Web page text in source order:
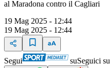
al Maradona contro il Cagliari
19 Mag 2025 - 12:44
19 Mag 2025 - 12:44
Segui suSeguici su